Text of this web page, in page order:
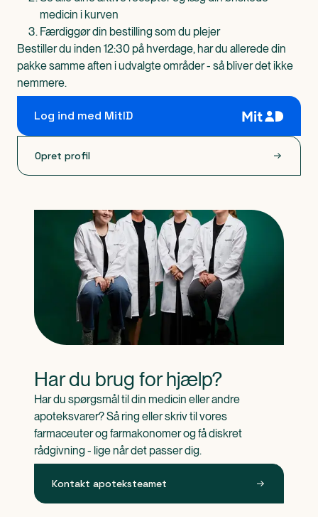
medicin i kurven
Færdiggør din bestilling som du plejer
Bestiller du inden 12:30 på hverdage, har du allerede din
pakke samme aften i udvalgte områder - så bliver det ikke
nemmere.
Log ind med MitID
Opret profil
Har du brug for hjælp?
Har du spørgsmål til din medicin eller andre
apoteksvarer? Så ring eller skriv til vores
farmaceuter og farmakonomer og få diskret
rådgivning - lige når det passer dig.
Kontakt apoteksteamet